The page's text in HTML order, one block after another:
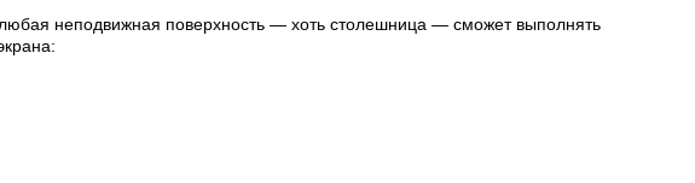
неподвижная поверхность — хоть столешница — сможет выполнять